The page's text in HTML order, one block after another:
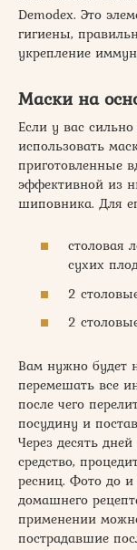
Demodex. Это
гигиены,
укрепление
Маски на
Если у вас
использовать
приготовленные
эффективной из
шиповника. Для
столовая
сухих
2
2
Вам нужно будет
перемешать все
после чего
посудину и
Через десять
средство,
ресниц. Фото до и
домашнего
применении
пострадавшие